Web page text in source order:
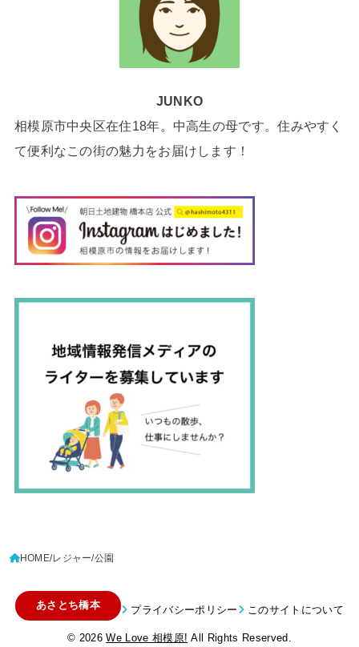
JUNKO
相模原市中央区在住18年。中高生の母です。住みやすく
て便利なこの街の魅力をお届けします！
HOME レジャー 公園
あさとち橋本 プライバシーポリシー このサイトについて
© 2026We Love 相模原! All Rights Reserved.